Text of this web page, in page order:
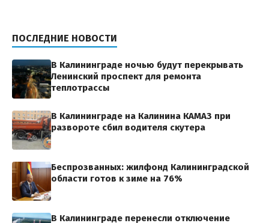
ПОСЛЕДНИЕ НОВОСТИ
В Калининграде ночью будут перекрывать
Ленинский проспект для ремонта
теплотрассы
В Калининграде на Калинина КАМАЗ при
развороте сбил водителя скутера
Беспрозванных: жилфонд Калининградской
области готов к зиме на 76%
В Калининграде перенесли отключение